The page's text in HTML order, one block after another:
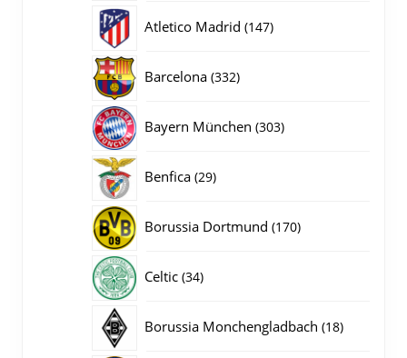
Atletico Madrid 147147
Barcelona 332332
Bayern München 303303
Benfica 2929
Borussia Dortmund 170170
Celtic 3434
Borussia Monchengladbach 1818